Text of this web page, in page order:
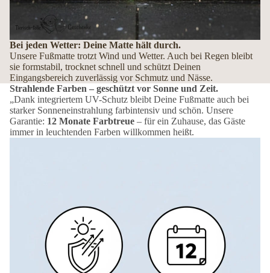
Bei jeden Wetter: Deine Matte hält durch.
Unsere Fußmatte trotzt Wind und Wetter. Auch bei Regen bleibt
sie formstabil, trocknet schnell und schützt Deinen
Eingangsbereich zuverlässig vor Schmutz und Nässe.
Strahlende Farben – geschützt vor Sonne und Zeit.
„Dank integriertem UV-Schutz bleibt Deine Fußmatte auch bei
starker Sonneneinstrahlung farbintensiv und schön. Unsere
Garantie: 12 Monate Farbtreue – für ein Zuhause, das Gäste
immer in leuchtenden Farben willkommen heißt.